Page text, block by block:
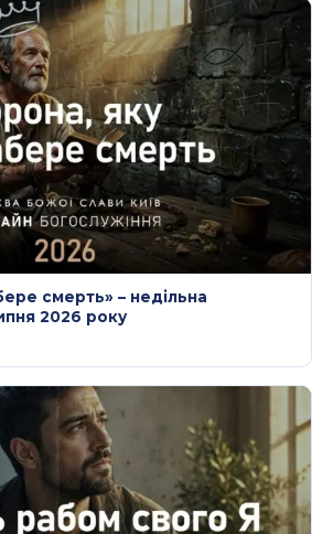
смерть» – недільна
2026 року